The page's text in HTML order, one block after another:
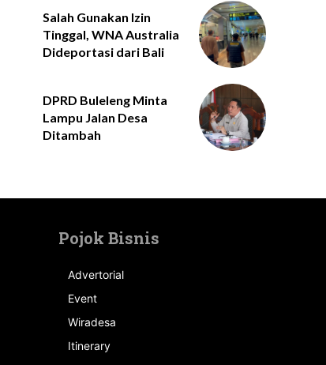
Salah Gunakan Izin
Tinggal, WNA Australia
Dideportasi dari Bali
DPRD Buleleng Minta
Lampu Jalan Desa
Ditambah
Pojok Bisnis
Advertorial
Event
Wiradesa
Itinerary